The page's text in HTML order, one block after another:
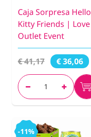
Caja Sorpresa Hello
Kitty Friends | Love
Outlet Event
€ 41,17 € 36,06
-11%